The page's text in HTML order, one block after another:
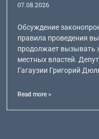
07.08.2026
Обсуждение
правила проведения
продолжает вызывать
местных властей.
Гагаузии Григорий
Read more >